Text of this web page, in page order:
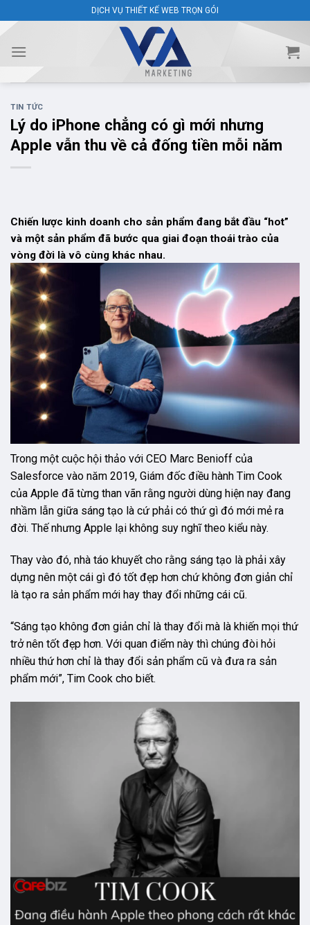
to
DỊCH VỤ THIẾT KẾ WEB TRỌN GÓI
TIN TỨC
Lý do iPhone chẳng có gì mới nhưng
Apple vẫn thu về cả đống tiền mỗi năm
Chiến lược kinh doanh cho sản phẩm đang bắt đầu “hot”
và một sản phẩm đã bước qua giai đoạn thoái trào của
vòng đời là vô cùng khác nhau.
Trong một cuộc hội thảo với CEO Marc Benioff của
Salesforce vào năm 2019, Giám đốc điều hành Tim Cook
của Apple đã từng than vãn rằng người dùng hiện nay đang
nhầm lẫn giữa sáng tạo là cứ phải có thứ gì đó mới mẻ ra
đời. Thế nhưng Apple lại không suy nghĩ theo kiểu này.
Thay vào đó, nhà táo khuyết cho rằng sáng tạo là phải xây
dựng nên một cái gì đó tốt đẹp hơn chứ không đơn giản chỉ
là tạo ra sản phẩm mới hay thay đổi những cái cũ.
“Sáng tạo không đơn giản chỉ là thay đổi mà là khiến mọi thứ
trở nên tốt đẹp hơn. Với quan điểm này thì chúng đòi hỏi
nhiều thứ hơn chỉ là thay đổi sản phẩm cũ và đưa ra sản
phẩm mới”, Tim Cook cho biết.